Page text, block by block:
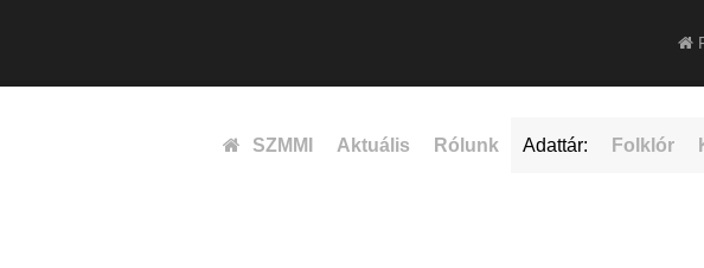
SZMMI Aktuális Rólunk Adattár: Folklór